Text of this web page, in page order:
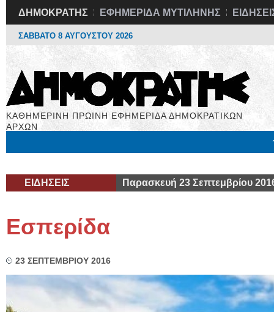
ΔΗΜΟΚΡΑΤΗΣ ΕΦΗΜΕΡΙΔΑ ΜΥΤΙΛΗΝΗΣ
ΣΑΒΒΑΤΟ 8 ΑΥΓΟΥΣΤΟΥ 2026
ΚΑΘΗΜΕΡΙΝΗ ΠΡΩΙΝΗ ΕΦΗΜΕΡΙΔΑ ΔΗΜΟΚΡΑΤΙΚΩΝ
ΑΡΧΩΝ
ΕΙΔΗΣΕΙΣ Παρασκευή 23 Σεπτεμβρίου
Εσπερίδα
23 ΣΕΠΤΕΜΒΡΙΟΥ 2016